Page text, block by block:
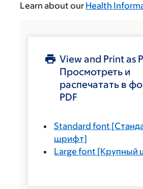
Learn about our Health
View and Print as
Просмотреть и
распечатать в
PDF
Standard font
шрифт]
Large font [Крупный